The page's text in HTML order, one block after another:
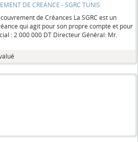
DE CREANCE - SGRC TUNIS
de Créances La SGRC est un
qui agit pour son propre compte et pour
: 2 000 000 DT Directeur Général: Mr.